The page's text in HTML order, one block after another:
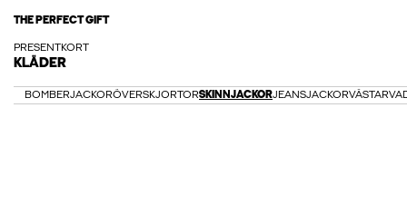
THE PERFECT GIFT
PRESENTKORT
KLÄDER
BOMBERJACKORÖVERSKJORTORSKINNJACKORJEANSJACKORVÄSTAR